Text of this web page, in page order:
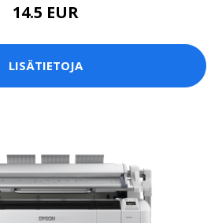
14.5 EUR
LISÄTIETOJA